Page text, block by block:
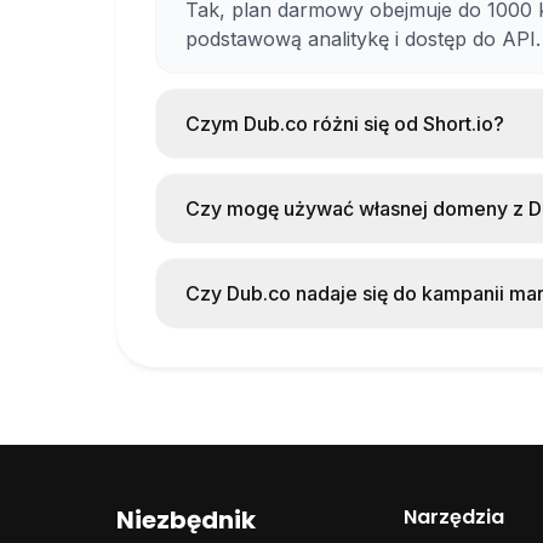
W wersji darmowej otrzymujesz:
Możliwość podpięcia własnej domeny
Dostęp do API
Programistów szukających open-
Praktyczne zastosowania
Tak, plan darmowy obejmuje do 1000
podstawową analitykę i dostęp do
Czym Dub.co różni się od Short.io?
wyłącznie w chmurze, ale ma
Czy mogę używać własnej domeny z
To jedna z głównych zalet Dub.co.
Czy Dub.co nadaje się do kampanii
Niezbędnik Narzędzia